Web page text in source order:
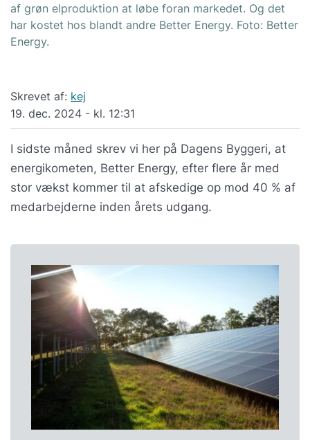
af grøn elproduktion at løbe foran markedet. Og det
har kostet hos blandt andre Better Energy. Foto: Better
Energy.
Skrevet af: kej
19. dec. 2024 - kl. 12:31
I sidste måned skrev vi her på Dagens Byggeri, at
energikometen, Better Energy, efter flere år med
stor vækst kommer til at afskedige op mod 40 % af
medarbejderne inden årets udgang.